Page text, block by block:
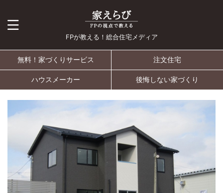
FPが教える！総合住宅メディア
無料！家づくりサービス 注文住宅
ハウスメーカー 後悔しない家づくり